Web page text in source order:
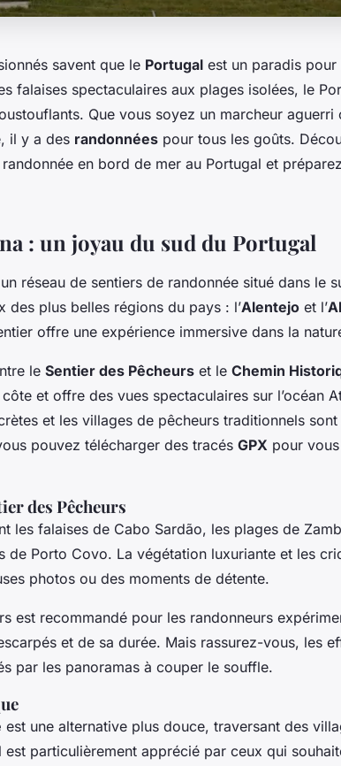
savent que le Portugal est un paradis
falaises spectaculaires aux plages isolées, le
Que vous soyez un marcheur aguerri
il y a des randonnées pour tous les goûts.
en bord de mer au Portugal et
: un joyau du sud du Portugal
réseau de sentiers de randonnée situé dans le
des plus belles régions du pays : l’Alentejo et l’
offre une expérience immersive dans la
le Sentier des Pêcheurs et le Chemin
et offre des vues spectaculaires sur l’océan
et les villages de pêcheurs traditionnels
pouvez télécharger des tracés GPX pour
des Pêcheurs
les falaises de Cabo Sardão, les plages de
de Porto Covo. La végétation luxuriante et les
photos ou des moments de détente.
est recommandé pour les randonneurs
et de sa durée. Mais rassurez-vous, les
par les panoramas à couper le souffle.
est une alternative plus douce, traversant des
est particulièrement apprécié par ceux qui